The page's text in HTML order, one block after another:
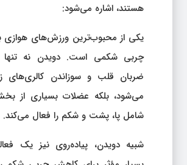
هستند، اشاره می‌شود:
یکی از محبوب‌ترین ورزش‌های
چربی شکمی است. دویدن نه تنها
ضربان قلب و سوزاندن کالری‌های
می‌شود، بلکه عضلات بسیاری از
شامل پا، پشت و شکم را فعال می‌کند.
شبیه دویدن، پیاده‌روی نیز یک